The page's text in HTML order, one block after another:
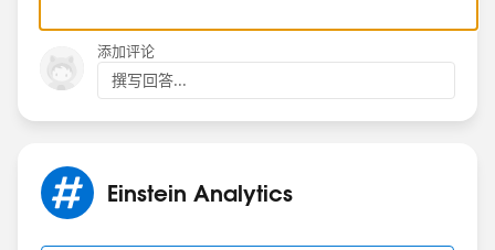
添加评论
撰写回答...
Einstein Analytics